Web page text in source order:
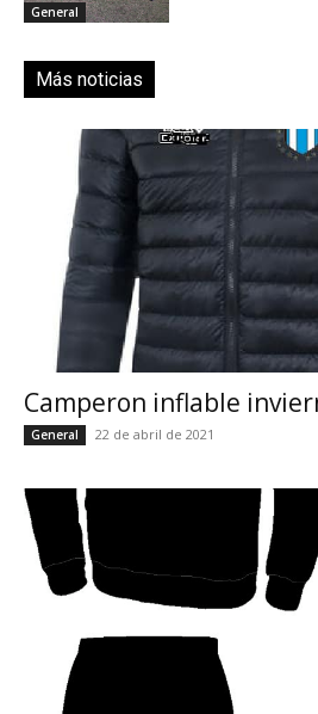
General
Más noticias
Camperon inflable
General 22 de abril de 2021